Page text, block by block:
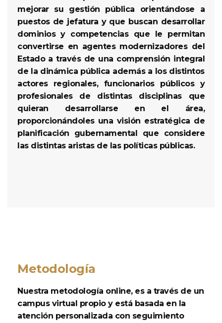
mejorar su gestión pública orientándose a
puestos de jefatura y que buscan desarrollar
dominios y competencias que le permitan
convertirse en agentes modernizadores del
Estado a través de una comprensión integral
de la dinámica pública además a los distintos
actores regionales, funcionarios públicos y
profesionales de distintas disciplinas que
quieran desarrollarse en el área,
proporcionándoles una visión estratégica de
planificación gubernamental que considere
las distintas aristas de las políticas públicas.
Metodología
Nuestra metodología online, es a través de un
campus virtual propio y está basada en la
atención personalizada con seguimiento